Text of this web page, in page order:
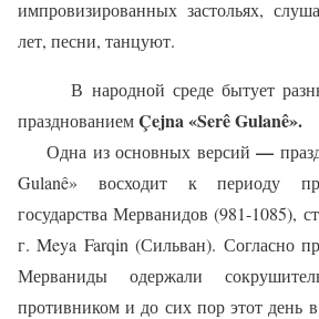
импровизированных застольях,
лет, песни, танцуют.
В народной среде бытует
празднованиемÇejna«SerêGulanê».
Одна из основных версий —
Gulanê» восходит к периоду
государства Мерванидов (981-1085),
г. Meya Farqin (Сильван). Согласно
Мерваниды одержали
противником и до сих пор этот день